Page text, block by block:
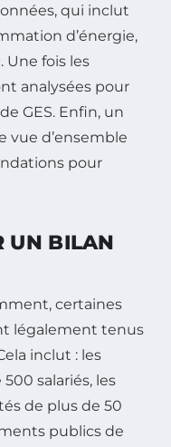
qui inclut
d’énergie,
Une fois les
analysées pour
GES. Enfin, un
vue d’ensemble
pour
UN BILAN
certaines
légalement tenus
inclut : les
salariés, les
de plus de 50
publics de